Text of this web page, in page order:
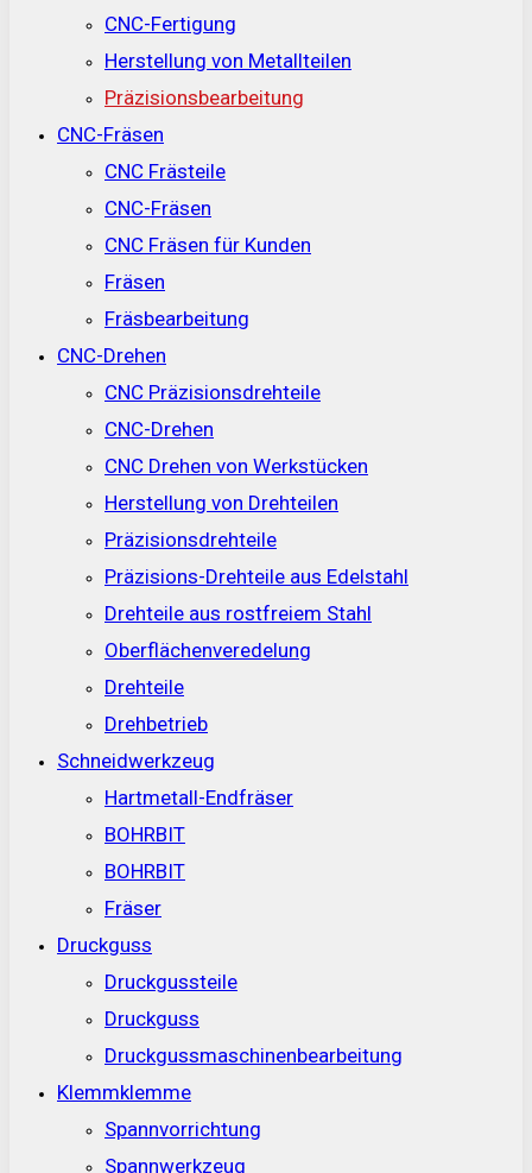
CNC-Fertigung
Herstellung von Metallteilen
Präzisionsbearbeitung
CNC-Fräsen
CNC Frästeile
CNC-Fräsen
CNC Fräsen für Kunden
Fräsen
Fräsbearbeitung
CNC-Drehen
CNC Präzisionsdrehteile
CNC-Drehen
CNC Drehen von Werkstücken
Herstellung von Drehteilen
Präzisionsdrehteile
Präzisions-Drehteile aus Edelstahl
Drehteile aus rostfreiem Stahl
Oberflächenveredelung
Drehteile
Drehbetrieb
Schneidwerkzeug
Hartmetall-Endfräser
BOHRBIT
BOHRBIT
Fräser
Druckguss
Druckgussteile
Druckguss
Druckgussmaschinenbearbeitung
Klemmklemme
Spannvorrichtung
Spannwerkzeug